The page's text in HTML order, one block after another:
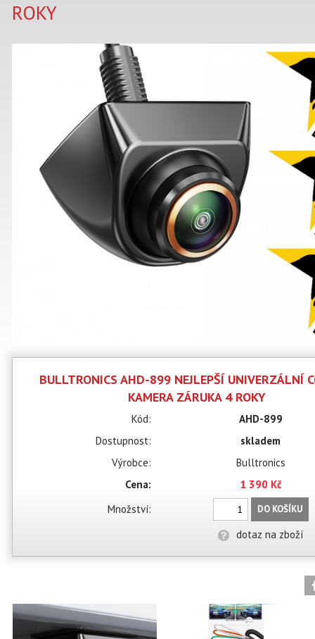
ROKY
BULLTRONICS AHD-899 NEJLEPŠÍ UNIVERZÁLNÍ
KAMERA ZÁRUKA 4 ROKY
Kód:
AHD-899
Dostupnost:
skladem
Výrobce:
Bulltronics
Cena:
1 390 Kč
Množství:
DO KOŠÍKU
dotaz na zboží